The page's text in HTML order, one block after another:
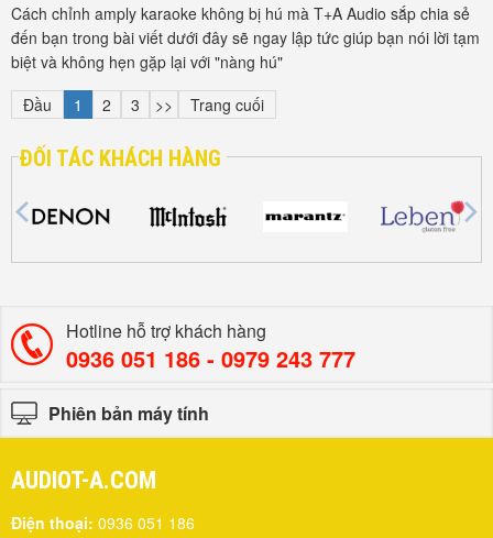
Cách chỉnh amply karaoke không bị hú mà T+A Audio sắp chia sẻ
đến bạn trong bài viết dưới đây sẽ ngay lập tức giúp bạn nói lời tạm
biệt và không hẹn gặp lại với "nàng hú"
Đầu
1 2 3 >> Trang cuối
ĐỐI TÁC KHÁCH HÀNG
Hotline hỗ trợ khách hàng
0936 051 186 - ‎0979 243 777
Phiên bản máy tính
AUDIOT-A.COM
Điện thoại: 0936 051 186